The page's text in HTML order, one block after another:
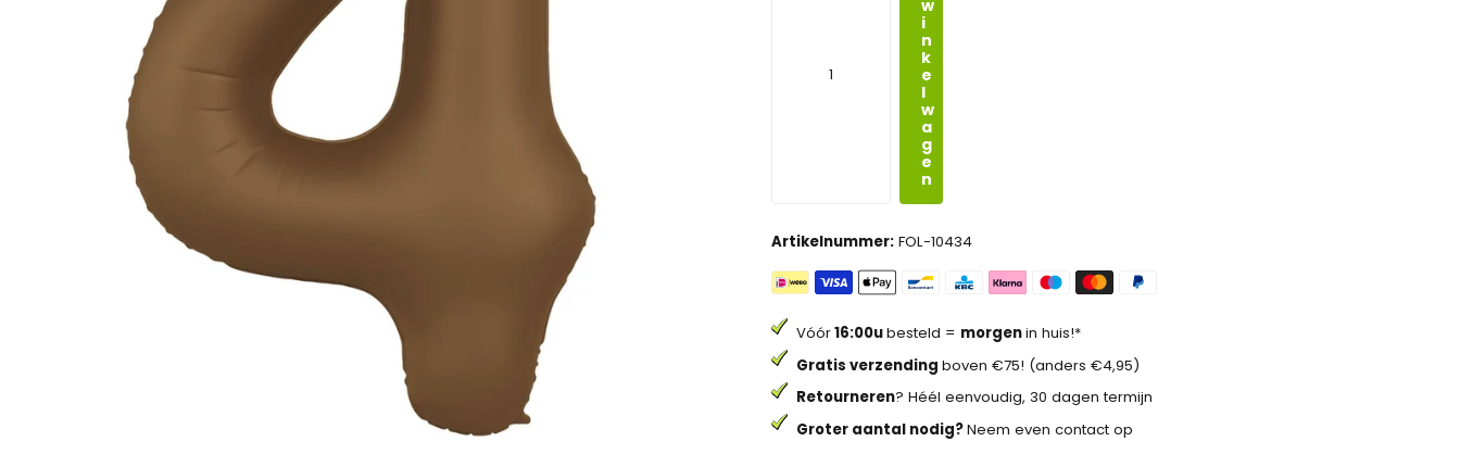
w
i
n
k
e
l
w
a
g
e
n
Artikelnummer:FOL-10434
Vóór16:00ubesteld = morgenin huis!*
Gratis verzending boven €75! (anders €4,95)
Retourneren? Héél eenvoudig, 30 dagen termijn
Groter aantal nodig?Neem even contact op